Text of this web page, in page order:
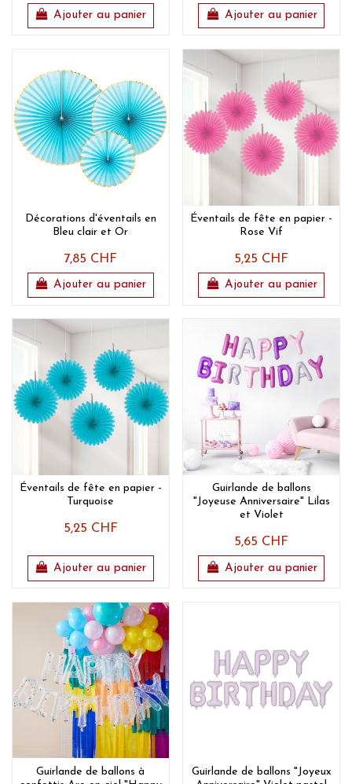
Ajouter au panier Ajouter au panier
Décorations d'éventails en
Bleu clair et Or
7,85 CHF
Ajouter au panier
Éventails de fête en papier -
Rose Vif
5,25 CHF
Ajouter au panier
Éventails de fête en papier -
Turquoise
5,25 CHF
Ajouter au panier
Guirlande de ballons
"Joyeuse Anniversaire" Lilas
et Violet
5,65 CHF
Ajouter au panier
Guirlande de ballons à
Guirlande de ballons "Joyeux